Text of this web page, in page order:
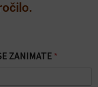
ZANIMATE *